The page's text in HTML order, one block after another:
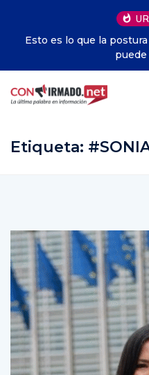
Esto es lo que la
puede
Etiqueta: